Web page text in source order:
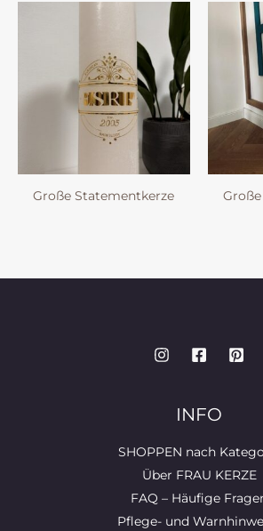
Große Statementkerze
INFO
SHOPPEN nach
Über FRAU KERZE
FAQ – Häufige
Pflege- und